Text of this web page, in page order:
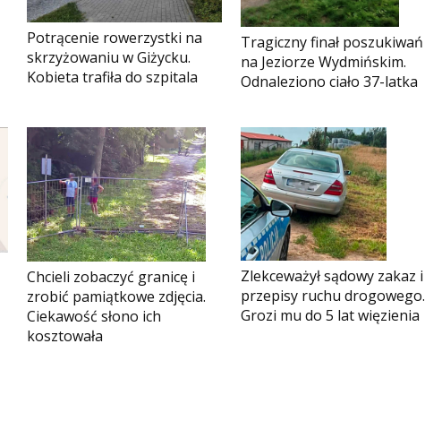
Potrącenie rowerzystki na
skrzyżowaniu w Giżycku.
Kobieta trafiła do szpitala
Tragiczny finał poszukiwań
na Jeziorze Wydmińskim.
Odnaleziono ciało 37-latka
Chcieli zobaczyć granicę i
zrobić pamiątkowe zdjęcia.
Ciekawość słono ich
kosztowała
Zlekceważył sądowy zakaz i
przepisy ruchu drogowego.
Grozi mu do 5 lat więzienia